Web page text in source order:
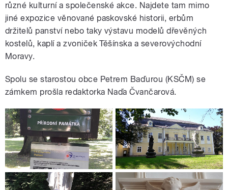
různé kulturní a společenské akce. Najdete tam mimo
jiné expozice věnované paskovské historii, erbům
držitelů panství nebo taky výstavu modelů dřevěných
kostelů, kaplí a zvoniček Těšínska a severovýchodní
Moravy.
Spolu se starostou obce Petrem Baďurou (KSČM) se
zámkem prošla redaktorka Naďa Čvančarová.